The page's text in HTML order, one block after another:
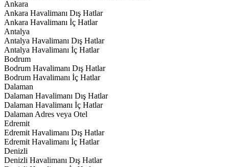
Ankara
Ankara Havalimanı Dış Hatlar
Ankara Havalimanı İç Hatlar
Antalya
Antalya Havalimanı Dış Hatlar
Antalya Havalimanı İç Hatlar
Bodrum
Bodrum Havalimanı Dış Hatlar
Bodrum Havalimanı İç Hatlar
Dalaman
Dalaman Havalimanı Dış Hatlar
Dalaman Havalimanı İç Hatlar
Dalaman Adres veya Otel
Edremit
Edremit Havalimanı Dış Hatlar
Edremit Havalimanı İç Hatlar
Denizli
Denizli Havalimanı Dış Hatlar